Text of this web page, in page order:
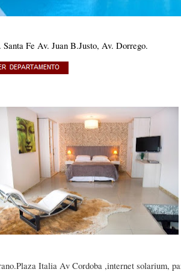
Santa Fe Av. Juan B.Justo, Av. Dorrego.
Italia Av Cordoba ,internet solarium,